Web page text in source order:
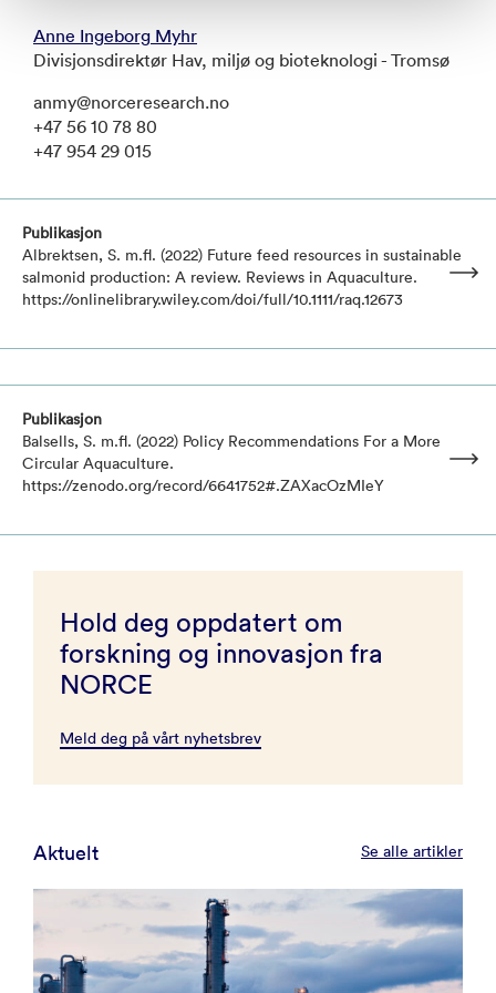
Anne Ingeborg Myhr
Divisjonsdirektør Hav, miljø og bioteknologi - Tromsø
anmy@norceresearch.no
+47 56 10 78 80
+47 954 29 015
Publikasjon
Albrektsen, S. m.fl. (2022) Future feed resources in sustainable
salmonid production: A review. Reviews in Aquaculture.
https://onlinelibrary.wiley.com/doi/full/10.1111/raq.12673
Publikasjon
Balsells, S. m.fl. (2022) Policy Recommendations For a More
Circular Aquaculture.
https://zenodo.org/record/6641752#.ZAXacOzMIeY
Hold deg oppdatert om
forskning og innovasjon fra
NORCE
Meld deg på vårt nyhetsbrev
Aktuelt Se alle artikler